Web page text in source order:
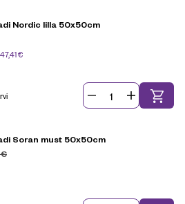
Nordic lilla 50x50cm
47,41€
Soran must 50x50cm
€